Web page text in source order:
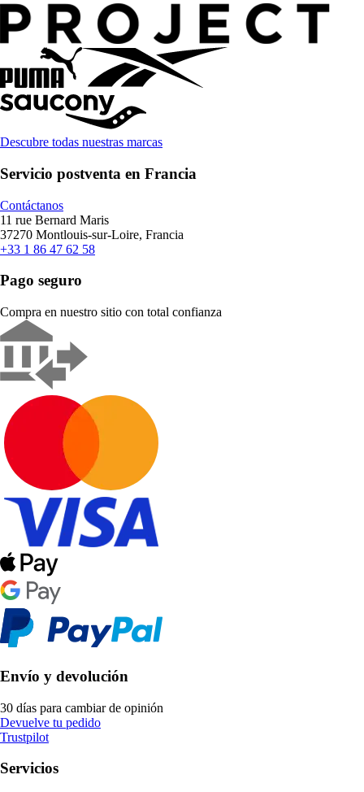
Descubre todas nuestras marcas
Servicio postventa en Francia
Contáctanos
11 rue Bernard Maris
37270 Montlouis-sur-Loire, Francia
+33 1 86 47 62 58
Pago seguro
Compra en nuestro sitio con total confianza
Envío y devolución
30 días para cambiar de opinión
Devuelve tu pedido
Trustpilot
Servicios